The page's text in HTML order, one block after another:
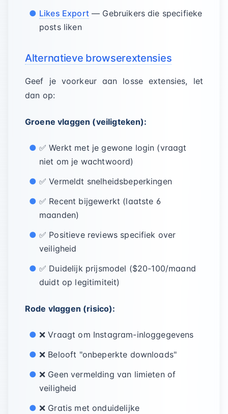
Likes Export— Gebruikers die specifieke
posts liken
Alternatieve browserextensies
Geef je voorkeur aan losse extensies, let
dan op:
Groene vlaggen (veiligteken):
✅ Werkt met je gewone login (vraagt
niet om je wachtwoord)
✅ Vermeldt snelheidsbeperkingen
✅ Recent bijgewerkt (laatste 6
maanden)
✅ Positieve reviews specifiek over
veiligheid
✅ Duidelijk prijsmodel ($20-100/maand
duidt op legitimiteit)
Rode vlaggen (risico):
❌ Vraagt om Instagram-inloggegevens
❌ Belooft "onbeperkte downloads"
❌ Geen vermelding van limieten of
veiligheid
❌ Gratis met onduidelijke